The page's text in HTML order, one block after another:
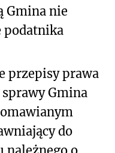
Gmina nie
podatnika
przepisy prawa
Gmina
do